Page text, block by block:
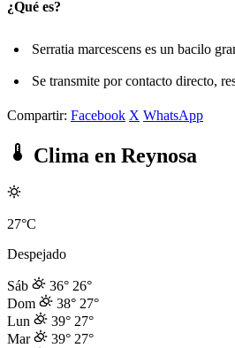
¿Qué es?
Serratia marcescens es un bacilo
Se transmite por contacto directo,
Compartir: Facebook X WhatsApp
Clima en Reynosa
27°C
Despejado
Sáb 36° 26°
Dom
38° 27°
Lun
39° 27°
Mar
39° 27°